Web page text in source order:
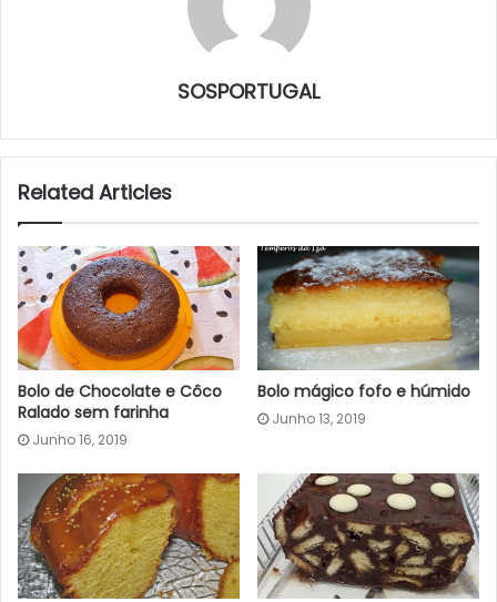
SOSPORTUGAL
Related Articles
Bolo de Chocolate e Côco
Ralado sem farinha
Junho 16, 2019
Bolo mágico fofo e húmido
Junho 13, 2019